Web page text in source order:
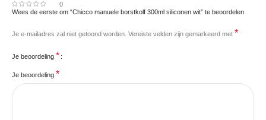
0
Wees de eerste om “Chicco manuele borstkolf 300ml siliconen wit” te beoordelen
Je e-mailadres zal niet getoond worden. Vereiste velden zijn gemarkeerd met *
Je beoordeling *
Je beoordeling *